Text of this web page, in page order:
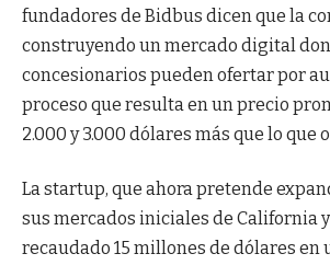
fundadores de Bidbus dicen que la
construyendo un mercado digital
concesionarios pueden ofertar por
proceso que resulta en un precio
2.000 y 3.000 dólares más que lo que
La startup, que ahora pretende
sus mercados iniciales de California y
recaudado 15 millones de dólares en